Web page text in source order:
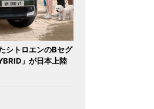
シトロエンのBセグ
」が日本上陸